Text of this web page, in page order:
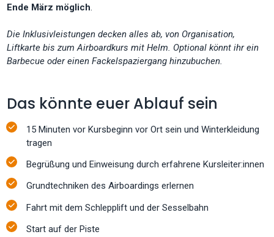
Ende März möglich.
Die Inklusivleistungen decken alles ab, von Organisation,
Liftkarte bis zum Airboardkurs mit Helm. Optional könnt ihr ein
Barbecue oder einen Fackelspaziergang hinzubuchen.
Das könnte euer Ablauf sein
15 Minuten vor Kursbeginn vor Ort sein und Winterkleidung
tragen
Begrüßung und Einweisung durch erfahrene Kursleiter:innen
Grundtechniken des Airboardings erlernen
Fahrt mit dem Schlepplift und der Sesselbahn
Start auf der Piste